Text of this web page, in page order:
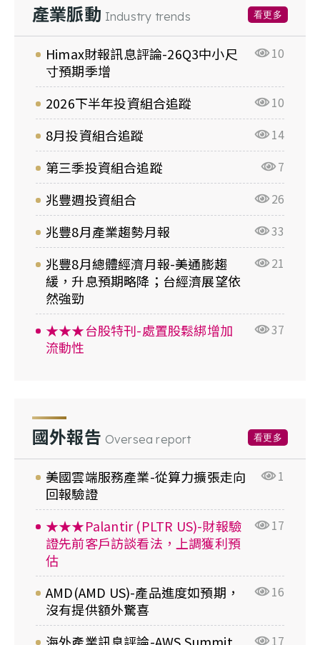
產業脈動 Industry trends 看更多
Himax財報訊息評論-26Q3中小尺
寸預期季增
10
2026下半年投資組合追蹤 10
8月投資組合追蹤 14
第三季投資組合追蹤 7
兆豐週投資組合 26
兆豐8月產業趨勢月報 33
兆豐8月總體經濟月報-美通膨趨
緩，升息預期略降；台經濟展望依
然強勁
21
★★★台股特刊-處置股鬆綁增加
流動性
37
國外報告 Oversea report 看更多
美國雲端服務產業-從算力擴張走向
回報驗證
1
★★★Palantir (PLTR US)-財報驗
證先前客戶訪談看法，上調獲利預
估
17
AMD(AMD US)-產品進度如預期，
沒有提供額外驚喜
16
17